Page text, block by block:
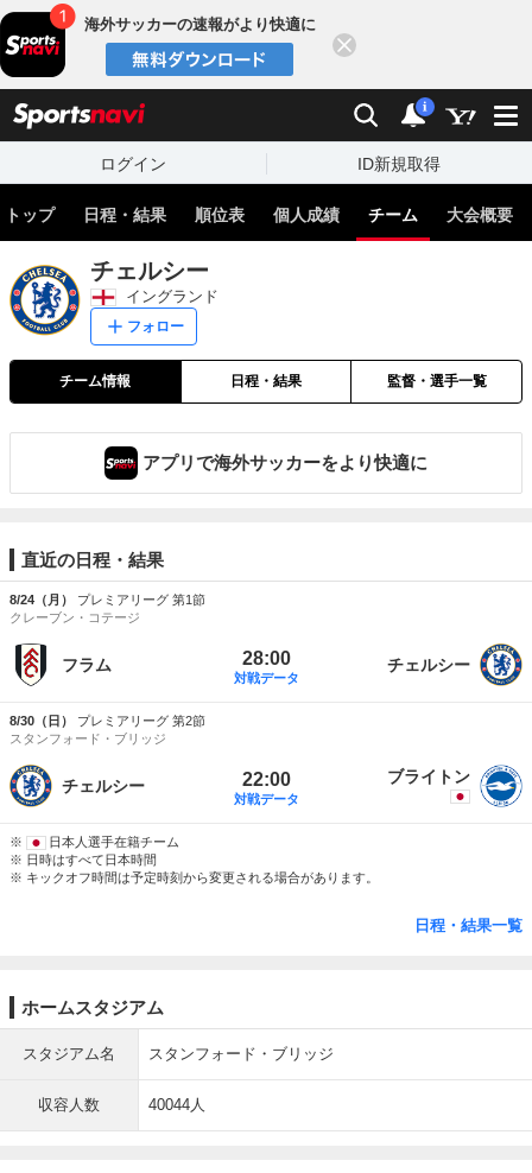
海外サッカーの速報がより快適に
検索 通知
i
ログイン ID新規取得
トップ 日程・結果 順位表 個人成績 チーム 大会概要
チェルシー
イングランド
フォロー
チーム情報 日程・結果 監督・選手一覧
アプリで海外サッカーをより快適に
直近の日程・結果
8/24（月）
プレミアリーグ 第1節
クレーブン・コテージ
フラム 28:00
対戦データ
チェルシー
8/30（日）
プレミアリーグ 第2節
スタンフォード・ブリッジ
チェルシー 22:00
対戦データ
ブライトン
※
日本人選手在籍チーム
※ 日時はすべて日本時間
※ キックオフ時間は予定時刻から変更される場合があります。
日程・結果一覧
ホームスタジアム
スタジアム名 スタンフォード・ブリッジ
収容人数 40044人